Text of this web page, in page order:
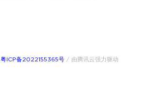
粤ICP备2022155365号/ 由腾讯云强力驱动